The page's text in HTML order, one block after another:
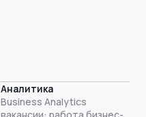
Аналитика
Business Analytics